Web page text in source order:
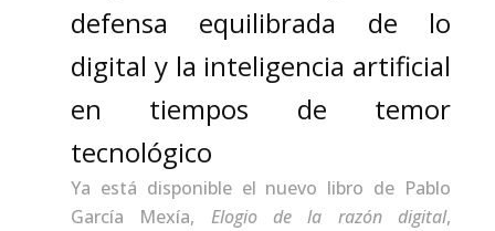
defensa equilibrada de lo
digital y la inteligencia artificial
en tiempos de temor
tecnológico
Ya está disponible el nuevo libro de Pablo
García Mexía, Elogio de la razón digital,